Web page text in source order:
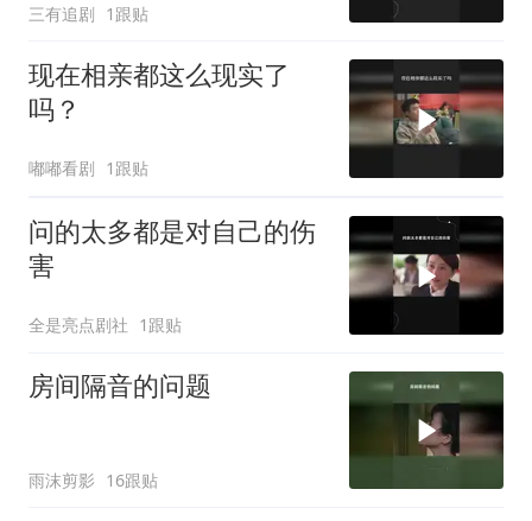
三有追剧 1跟贴
现在相亲都这么现实了
吗？
嘟嘟看剧 1跟贴
问的太多都是对自己的伤
害
全是亮点剧社 1跟贴
房间隔音的问题
雨沫剪影 16跟贴